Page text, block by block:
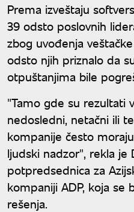
Prema izveštaju
39 odsto poslovnih
zbog uvođenja
odsto njih priznalo da
otpuštanjima bile
"Tamo gde su rezultati
nedosledni, netačni ili
kompanije često
ljudski nadzor", rekla je
potpredsednica za
kompaniji ADP, koja se
rešenja.